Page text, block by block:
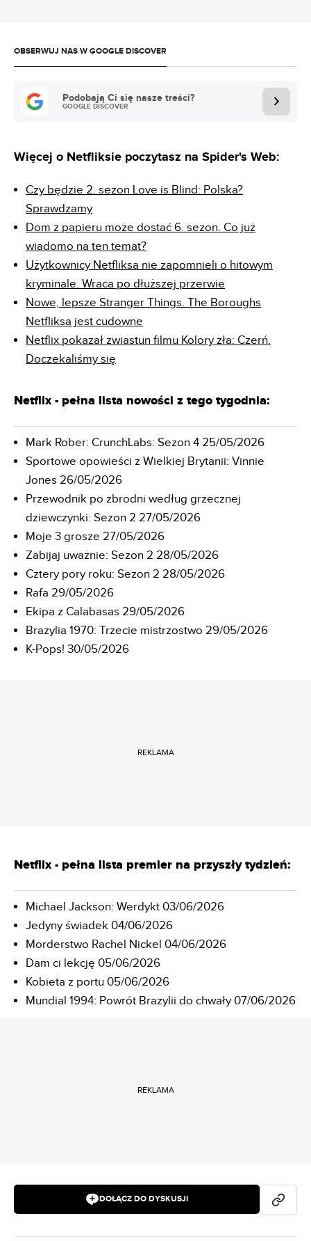
OBSERWUJ NAS W GOOGLE DISCOVER
Podobają Ci się nasze treści?
GOOGLE DISCOVER
Więcej o Netfliksie poczytasz na Spider's Web:
Czy będzie 2. sezon Love is Blind: Polska?
Sprawdzamy
Dom z papieru może dostać 6. sezon. Co już
wiadomo na ten temat?
Użytkownicy Netfliksa nie zapomnieli o hitowym
kryminale. Wraca po dłuższej przerwie
Nowe, lepsze Stranger Things. The Boroughs
Netfliksa jest cudowne
Netflix pokazał zwiastun filmu Kolory zła: Czerń.
Doczekaliśmy się
Netflix - pełna lista nowości z tego tygodnia:
Mark Rober: CrunchLabs: Sezon 4 25/05/2026
Sportowe opowieści z Wielkiej Brytanii: Vinnie
Jones 26/05/2026
Przewodnik po zbrodni według grzecznej
dziewczynki: Sezon 2 27/05/2026
Moje 3 grosze 27/05/2026
Zabijaj uważnie: Sezon 2 28/05/2026
Cztery pory roku: Sezon 2 28/05/2026
Rafa 29/05/2026
Ekipa z Calabasas 29/05/2026
Brazylia 1970: Trzecie mistrzostwo 29/05/2026
K-Pops! 30/05/2026
REKLAMA
Netflix - pełna lista premier na przyszły tydzień:
Michael Jackson: Werdykt 03/06/2026
Jedyny świadek 04/06/2026
Morderstwo Rachel Nickel 04/06/2026
Dam ci lekcję 05/06/2026
Kobieta z portu 05/06/2026
Mundial 1994: Powrót Brazylii do chwały 07/06/2026
REKLAMA
DOŁĄCZ DO DYSKUSJI